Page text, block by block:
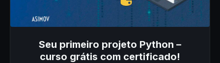
Seu primeiro projeto Python –
curso grátis com certificado!